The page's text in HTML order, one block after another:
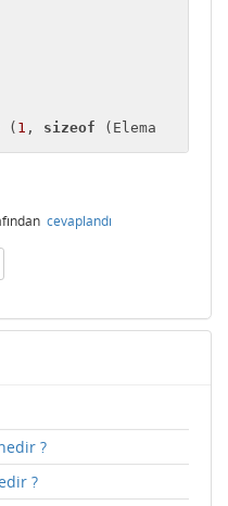
( 1 , sizeof (Elema
* L,
cevaplandı
?
?